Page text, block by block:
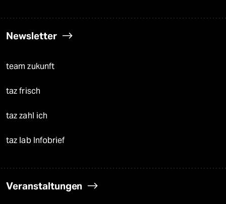
Newsletter
team zukunft
taz frisch
taz zahl ich
taz lab Infobrief
Veranstaltungen